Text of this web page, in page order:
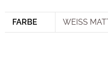
FARBE WEISS